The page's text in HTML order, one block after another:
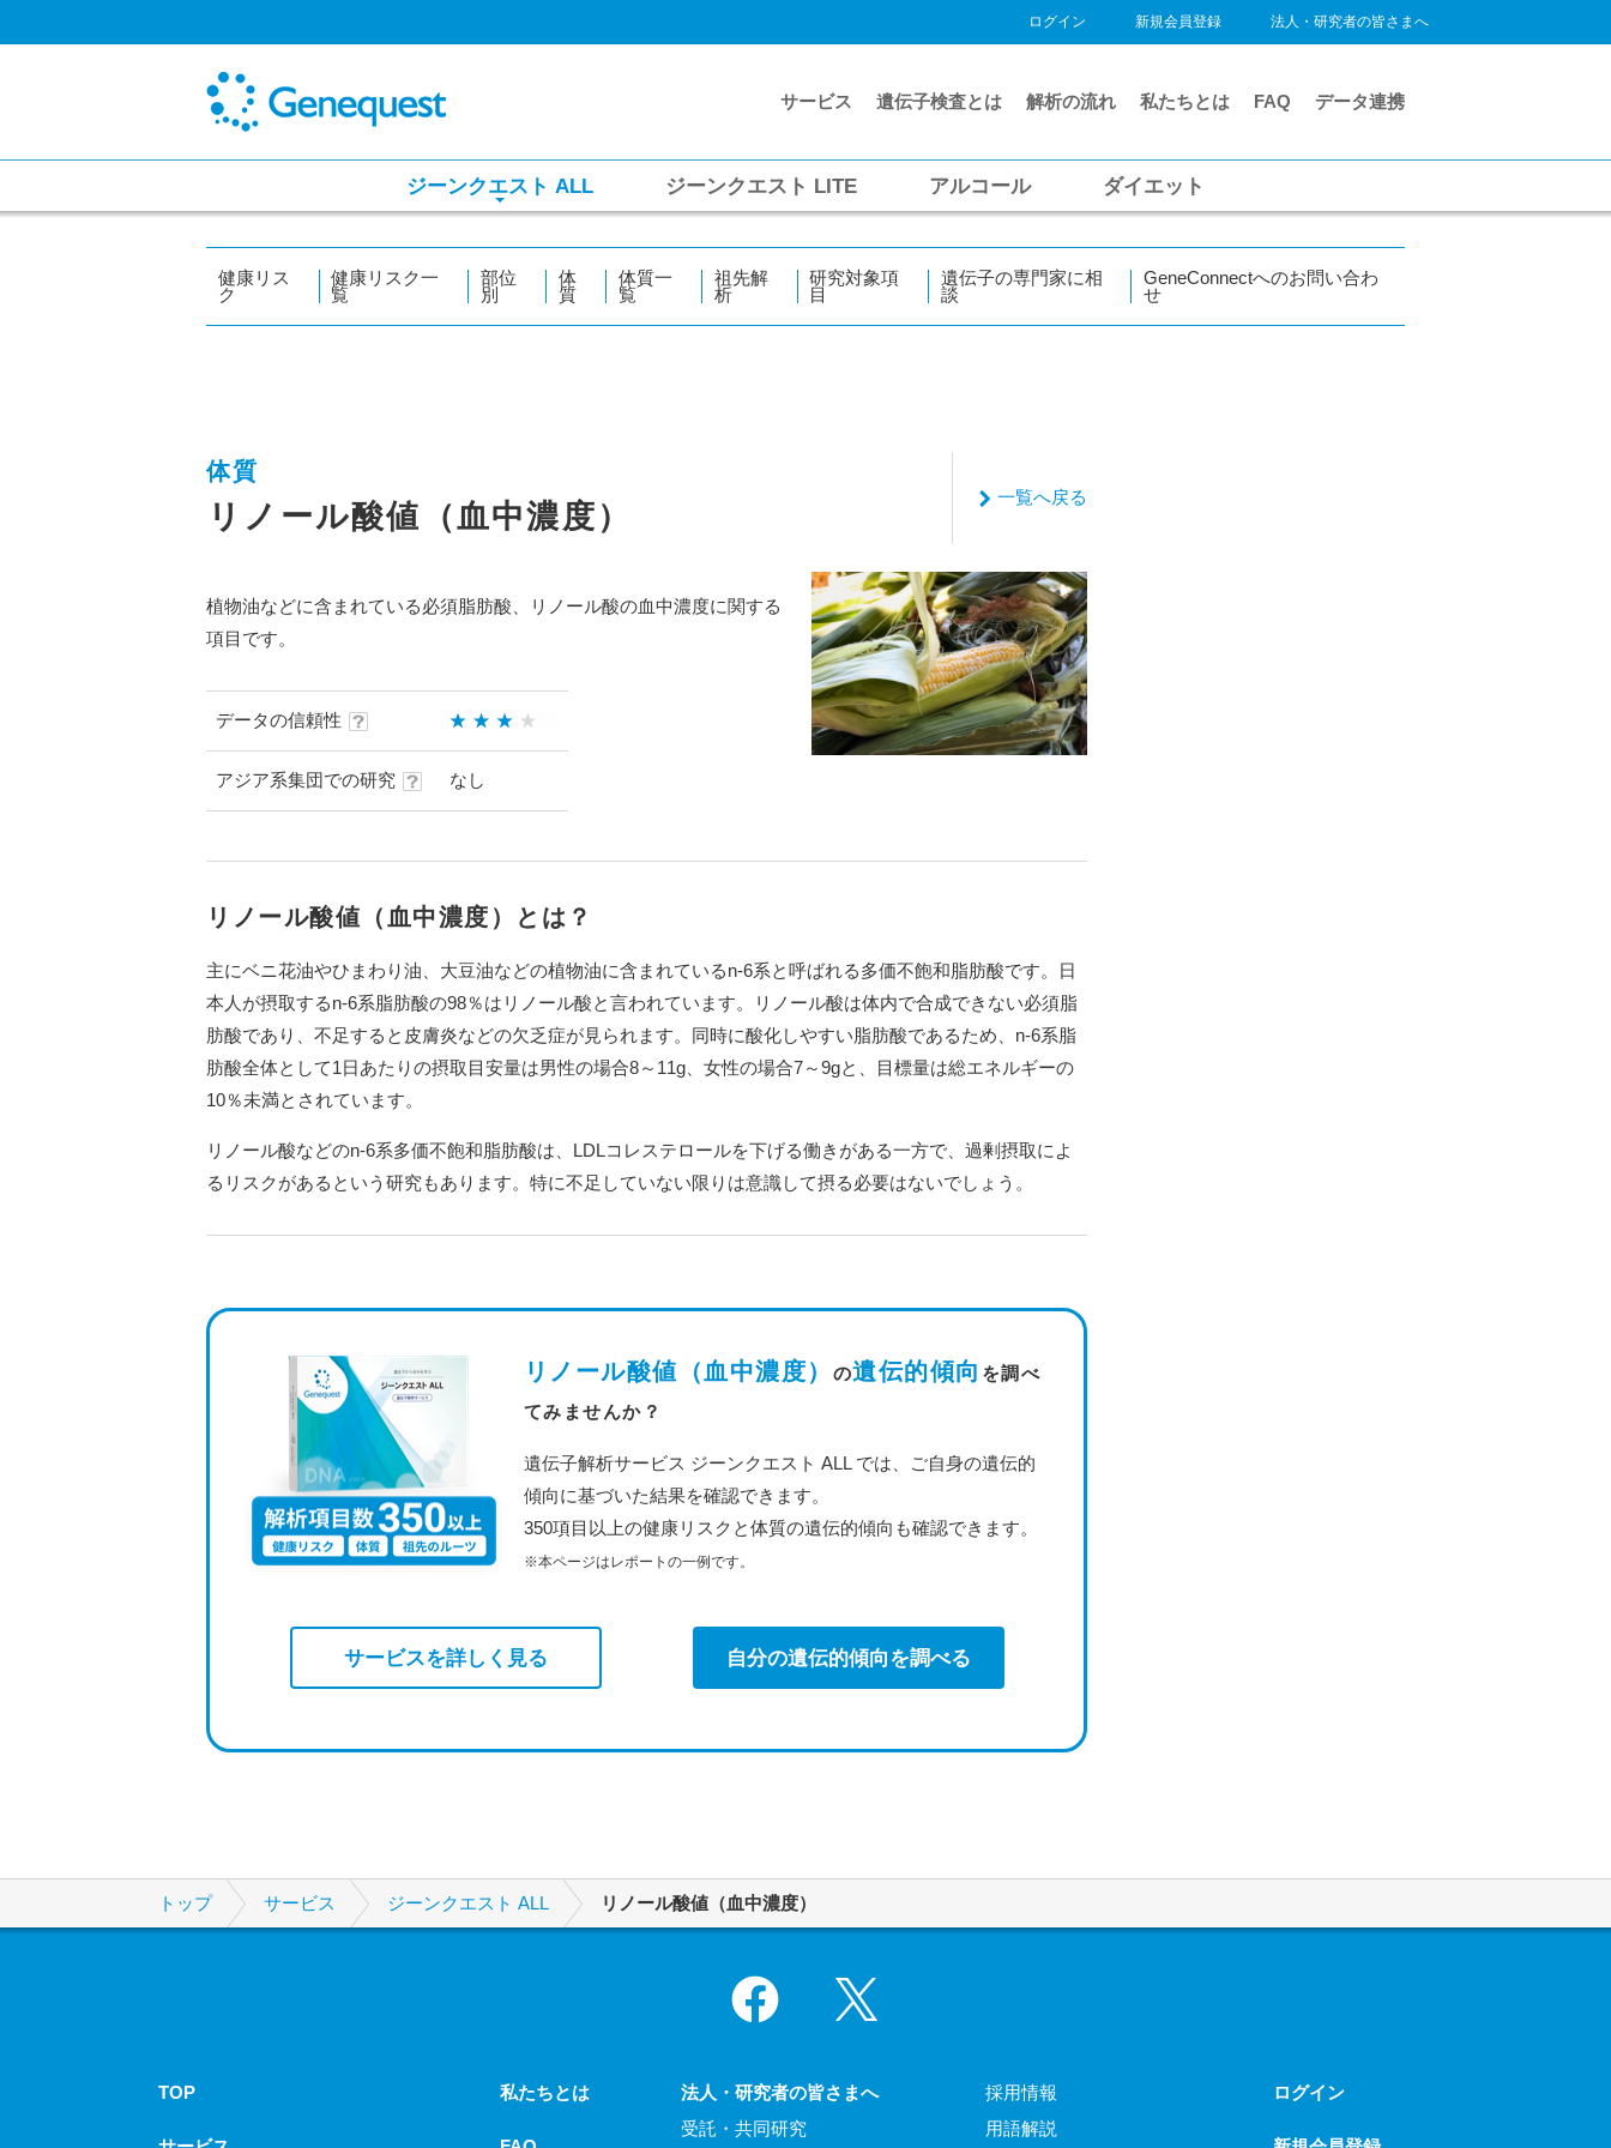
ログイン 新規会員登録 法人・研究者の皆さまへ
サービス 遺伝子検査とは 解析の流れ 私たちとは FAQ データ連携
ジーンクエスト ALL ジーンクエスト LITE アルコール ダイエット
健康リス
ク
健康リスク一
覧
部位
別
体
質
体質一
覧
祖先解
析
研究対象項
目
遺伝子の専門家に相
談
GeneConnectへのお問い合わ
せ
体質
リノール酸値（血中濃度）
一覧へ戻る
植物油などに含まれている必須脂肪酸、リノール酸の血中濃度に関する
項目です。
データの信頼性
アジア系集団での研究 なし
リノール酸値（血中濃度）とは？
主にベニ花油やひまわり油、大豆油などの植物油に含まれているn-6系と呼ばれる多価不飽和脂肪酸です。日
本人が摂取するn-6系脂肪酸の98％はリノール酸と言われています。リノール酸は体内で合成できない必須脂
肪酸であり、不足すると皮膚炎などの欠乏症が見られます。同時に酸化しやすい脂肪酸であるため、n-6系脂
肪酸全体として1日あたりの摂取目安量は男性の場合8～11g、女性の場合7～9gと、目標量は総エネルギーの
10％未満とされています。
リノール酸などのn-6系多価不飽和脂肪酸は、LDLコレステロールを下げる働きがある一方で、過剰摂取によ
るリスクがあるという研究もあります。特に不足していない限りは意識して摂る必要はないでしょう。
リノール酸値（血中濃度） の遺伝的傾向 を調べ
てみませんか？
遺伝子解析サービス ジーンクエスト ALL では、ご自身の遺伝的
傾向に基づいた結果を確認できます。
350項目以上の健康リスクと体質の遺伝的傾向も確認できます。
※本ページはレポートの一例です。
サービスを詳しく見る 自分の遺伝的傾向を調べる
トップ サービス ジーンクエスト ALL リノール酸値（血中濃度）
Facebook
TOP 私たちとは
法人・研究者の皆さまへ
受託・共同研究
採用情報
用語解説
ログイン